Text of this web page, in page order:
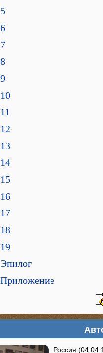
5
6
7
8
9
10
11
12
13
14
15
16
17
18
19
Эпилог
Приложение
Россия